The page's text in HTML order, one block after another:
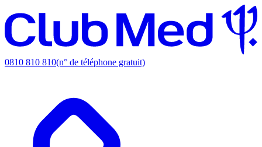
0810 810 810(n° de téléphone gratuit)